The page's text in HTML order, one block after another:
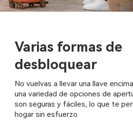
Varias formas de
desbloquear
No vuelvas a llevar una llave
una variedad de opciones de
son seguras y fáciles, lo que te
hogar sin esfuerzo.